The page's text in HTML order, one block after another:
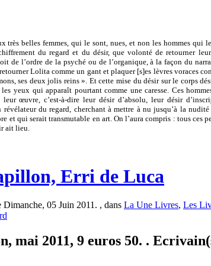
très belles femmes, qui le sont, nues, et non les hommes qui
du regard et du désir, que volonté de retourner
de l’ordre de la psyché ou de l’organique, à la façon du
Lolita comme un gant et plaquer [s]es lèvres voraces
ses deux jolis reins ». Et cette mise du désir sur le corps
yeux qui apparaît pourtant comme une caresse. Ces
leur œuvre, c’est-à-dire leur désir d’absolu, leur désir
du regard, cherchant à mettre à nu jusqu’à la
et qui serait transmutable en art. On l’aura compris : tous ces
ait lieu.
Erri de Luca
Dimanche, 05 Juin 2011. , dans La Une Livres, Les
mai 2011, 9 euros 50. .